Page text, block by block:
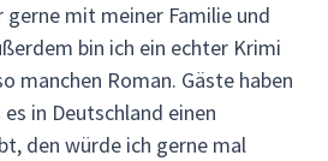
gerne mit meiner Familie und
bin ich ein echter Krimi
manchen Roman. Gäste haben
in Deutschland einen
den würde ich gerne mal